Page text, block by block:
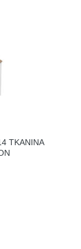
TKANINA